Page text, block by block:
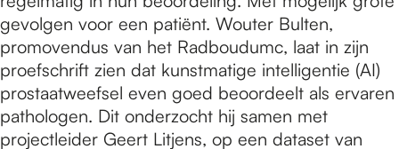
gevolgen voor een patiënt. Wouter Bulten,
promovendus van het Radboudumc, laat in zijn
proefschrift zien dat kunstmatige intelligentie (AI)
prostaatweefsel even goed beoordeelt als ervaren
pathologen. Dit onderzocht hij samen met
projectleider Geert Litjens, op een dataset van